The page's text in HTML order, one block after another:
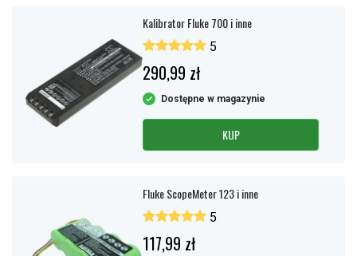
Kalibrator Fluke 700 i inne
5
290,99 zł
Dostępne w magazynie
KUP
Fluke ScopeMeter 123 i inne
5
117,99 zł